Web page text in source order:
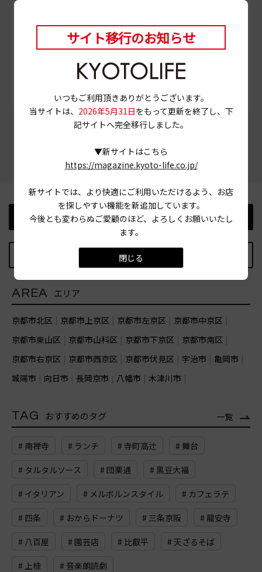
# 昆布だし # カレー # うどん # レトロ
# 京都市左京区
この記事をシェアする
前の記事
記事TOPに戻る
次の記事
AREA エリア
京都市北区 京都市上京区 京都市左京区
京都市中京区
京都市東山区
京都市山科区 京都市下京区
京都市南区
京都市右京区
京都市西京区 京都市伏見区 宇治市
亀岡市
城陽市
向日市 長岡京市 八幡市 木津川市
TAG おすすめのタグ 一覧
# 南禅寺 # ランチ # 寺町高辻 # 舞台
# タルタルソース # 団栗通 # 黒豆大福
# イタリアン # メルボルンスタイル # カフェラテ
# 四条 # おからドーナツ # 三条京阪 # 龍安寺
# 八百屋 # 園芸店 # 比叡平 # 天ざるそば
# 上桂 # 音楽朗読劇
サイト移行のお知らせ
いつもご利用頂きありがとうございます。
当サイトは、 2026年5月31日をもって更新を終了し、下
記サイトへ完全移行しました。
▼新サイトはこちら
https://magazine.kyoto-life.co.jp/
新サイトでは、より快適にご利用いただけるよう、お店
を探しやすい機能を新追加しています。
今後とも変わらぬご愛顧のほど、よろしくお願いいたし
ます。
閉じる